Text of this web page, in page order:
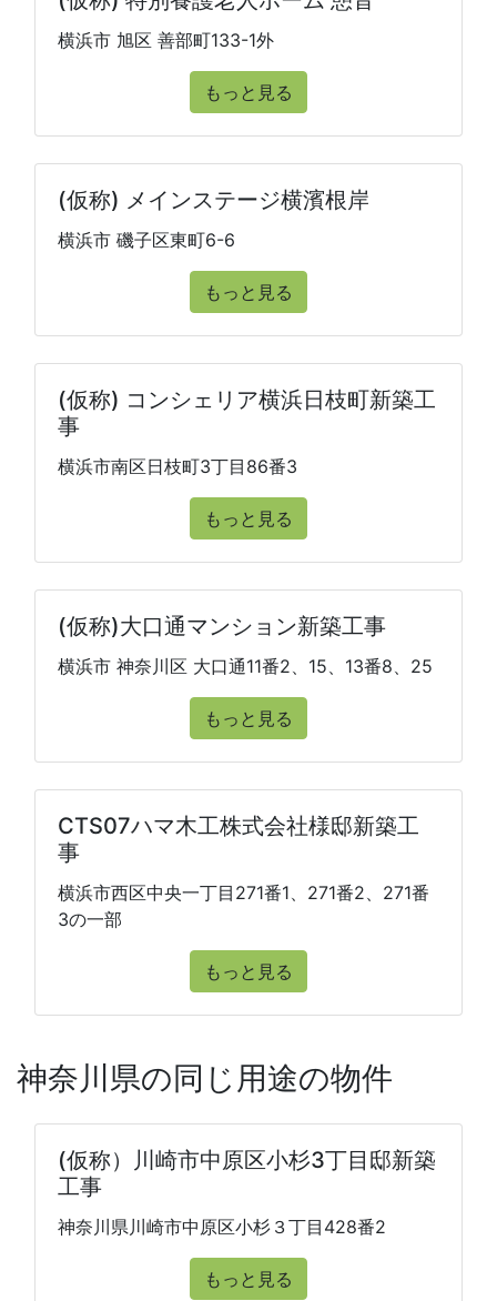
横浜市 旭区 善部町133-1外
もっと見る
(仮称) メインステージ横濱根岸
横浜市 磯子区東町6-6
もっと見る
(仮称) コンシェリア横浜日枝町新築工
事
横浜市南区日枝町3丁目86番3
もっと見る
(仮称)大口通マンション新築工事
横浜市 神奈川区 大口通11番2、15、13番8、25
もっと見る
CTS07ハマ木工株式会社様邸新築工
事
横浜市西区中央一丁目271番1、271番2、271番
3の一部
もっと見る
神奈川県の同じ用途の物件
(仮称）川崎市中原区小杉3丁目邸新築
工事
神奈川県川崎市中原区小杉３丁目428番2
もっと見る